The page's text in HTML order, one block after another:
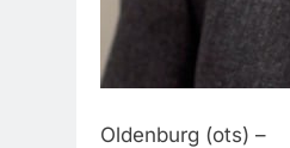
Oldenburg (ots) –